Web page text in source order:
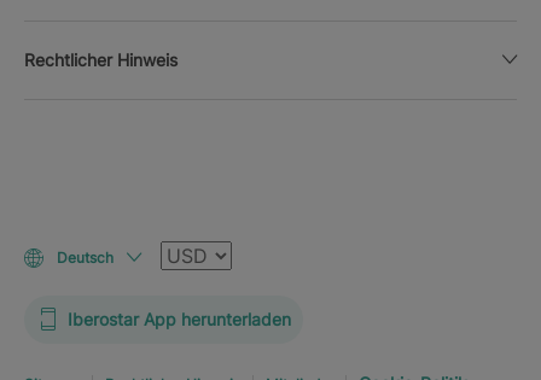
Rechtlicher Hinweis
Deutsch Währung
Iberostar App herunterladen